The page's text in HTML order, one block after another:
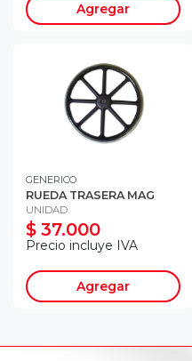
Agregar
GENERICO
RUEDA TRASERA MAG
UNIDAD
$ 37.000
Precio incluye IVA
Agregar